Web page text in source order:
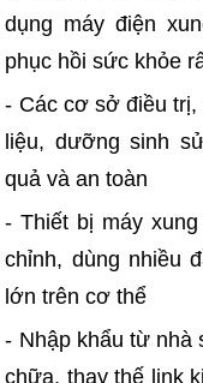
dụng máy điện
phục hồi sức khỏe
- Các cơ sở điều trị,
liệu, dưỡng sinh
quả và an toàn
- Thiết bị máy
chỉnh, dùng nhiều
lớn trên cơ thể
- Nhập khẩu từ nhà
chữa, thay thế link